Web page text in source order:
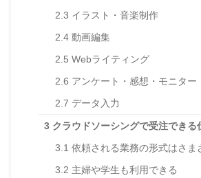
2.3 イラスト・音楽制作
2.4 動画編集
2.5 Webライティング
2.6 アンケート・感想・モニター
2.7 データ入力
3 クラウドソーシングで受注できる
3.1 依頼される業務の形式はさま
3.2 主婦や学生も利用できる